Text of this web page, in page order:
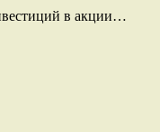
в акции…